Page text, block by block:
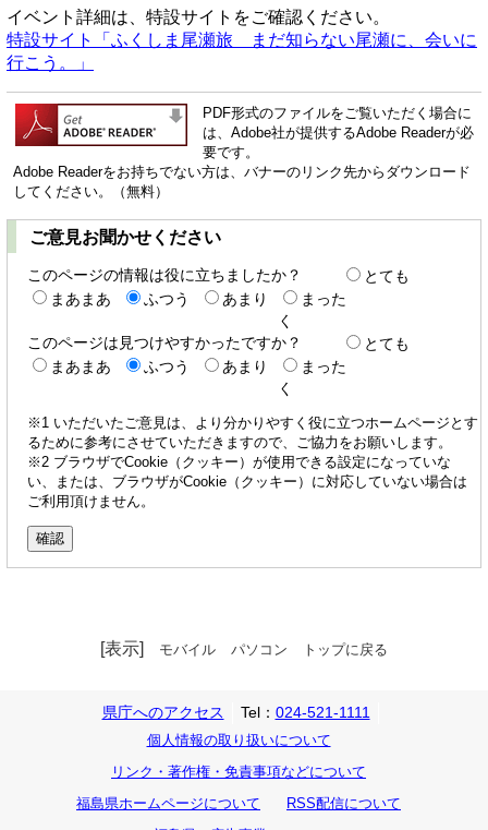
イベント詳細は、特設サイトをご確認ください。
特設サイト「ふくしま尾瀬旅 まだ知らない尾瀬に、会いに
行こう。」
PDF形式のファイルをご覧いただく場合に
は、Adobe社が提供するAdobe Readerが必
要です。
Adobe Readerをお持ちでない方は、バナーのリンク先からダウンロード
してください。（無料）
ご意見お聞かせください
このページの情報は役に立ちましたか？
とても
まあまあ
ふつう あまり
まった
く
このページは見つけやすかったですか？
とても
まあまあ
ふつう あまり
まった
く
※1 いただいたご意見は、より分かりやすく役に立つホームページとす
るために参考にさせていただきますので、ご協力をお願いします。
※2 ブラウザでCookie（クッキー）が使用できる設定になっていな
い、または、ブラウザがCookie（クッキー）に対応していない場合は
ご利用頂けません。
[表示] モバイル パソコン トップに戻る
県庁へのアクセス Tel： 024-521-1111
個人情報の取り扱いについて
リンク・著作権・免責事項などについて
福島県ホームページについて
RSS配信について